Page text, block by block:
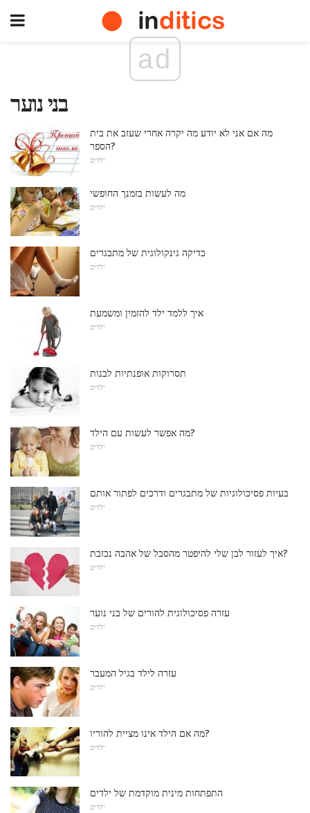
ad
בני נוער
מה אם אני לא יודע מה יקרה אחרי שעזב את בית
הספר?
ילדים
מה לעשות בזמנך החופשי
ילדים
בדיקה גינקולוגית של מתבגרים
ילדים
איך ללמד ילד להזמין ומשמעת
ילדים
תסרוקות אופנתיות לבנות
ילדים
מה אפשר לעשות עם הילד?
ילדים
בעיות פסיכולוגיות של מתבגרים ודרכים לפתור אותם
ילדים
איך לעזור לבן שלי להיפטר מהסבל של אהבה נכזבת?
ילדים
עזרה פסיכולוגית להורים של בני נוער
ילדים
עזרה לילד בגיל המעבר
ילדים
מה אם הילד אינו מציית להוריו?
ילדים
התפתחות מינית מוקדמת של ילדים
ילדים